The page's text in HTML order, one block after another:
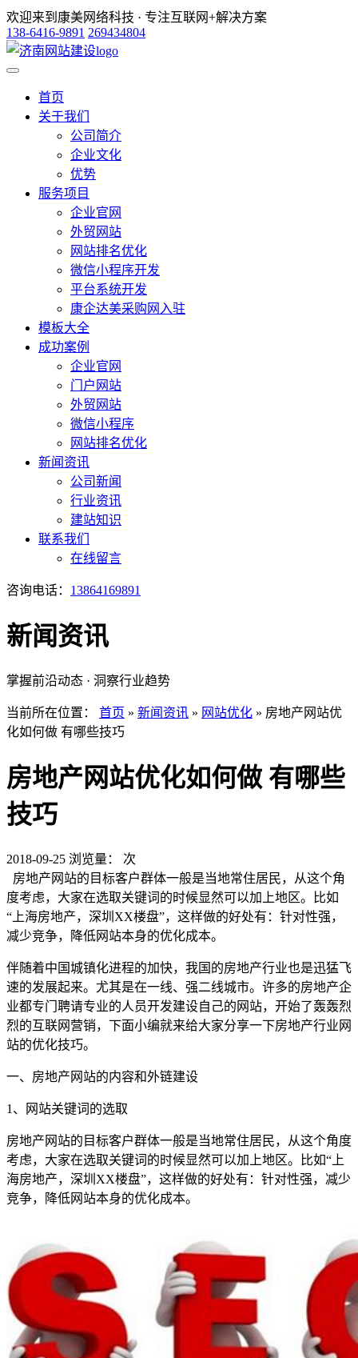
欢迎来到康美网络科技 · 专注互联网+解决方案
138-6416-9891 269434804
首页
关于我们
公司简介
企业文化
优势
服务项目
企业官网
外贸网站
网站排名优化
微信小程序开发
平台系统开发
康企达美采购网入驻
模板大全
成功案例
企业官网
门户网站
外贸网站
微信小程序
网站排名优化
新闻资讯
公司新闻
行业资讯
建站知识
联系我们
在线留言
咨询电话： 13864169891
新闻资讯
掌握前沿动态 · 洞察行业趋势
当前所在位置： 首页 » 新闻资讯 » 网站优化 » 房地产网站优
化如何做 有哪些技巧
房地产网站优化如何做 有哪些
技巧
2018-09-25 浏览量：
次
房地产网站的目标客户群体一般是当地常住居民，从这个角
度考虑，大家在选取关键词的时候显然可以加上地区。比如
“上海房地产，深圳XX楼盘”，这样做的好处有：针对性强，
减少竞争，降低网站本身的优化成本。
伴随着中国城镇化进程的加快，我国的房地产行业也是迅猛飞
速的发展起来。尤其是在一线、强二线城市。许多的房地产企
业都专门聘请专业的人员开发建设自己的网站，开始了轰轰烈
烈的互联网营销，下面小编就来给大家分享一下房地产行业网
站的优化技巧。
一、房地产网站的内容和外链建设
1、网站关键词的选取
房地产网站的目标客户群体一般是当地常住居民，从这个角度
考虑，大家在选取关键词的时候显然可以加上地区。比如“上
海房地产，深圳XX楼盘”，这样做的好处有：针对性强，减少
竞争，降低网站本身的优化成本。